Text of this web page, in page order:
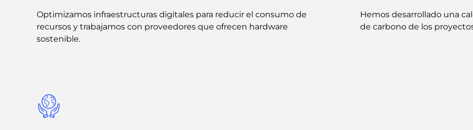
Optimizamos infraestructuras digitales para reducir el consumo de
recursos y trabajamos con proveedores que ofrecen hardware
sostenible.
Hemos desarrollado una
de carbono de los